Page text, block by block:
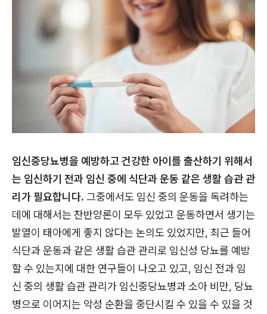
임신중당뇨병을 예방하고 건강한 아이를 출산하기 위해서
는 임신하기 전과 임신 중에 식단과 운동 같은 생활 습관 관
리가 필요합니다. 그중에서도 임신 중의 운동을 독려하는
데에 대해서는 찬반양론이 모두 있었고 운동하면서 생기는
발열이 태아에게 좋지 않다는 논의도 있었지만, 최근 들어
식단과 운동과 같은 생활 습관 관리로 임신성 당뇨를 예방
할 수 있는지에 대한 연구들이 나오고 있고, 임신 전과 임
신 중의 생활 습관 관리가 임신중당뇨병과 소아 비만, 당뇨
병으로 이어지는 악성 순환을 중단시킬 수 있을 수 있을 것